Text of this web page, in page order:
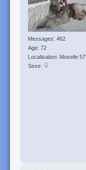
Messages: 462
Age: 72
Localisation: Moselle 57
Sexe: